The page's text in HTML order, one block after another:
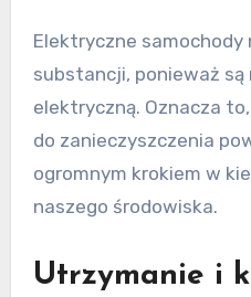
Elektryczne
substancji, ponieważ są
elektryczną. Oznacza
do zanieczyszczenia
ogromnym krokiem w
naszego środowiska.
Utrzymanie i